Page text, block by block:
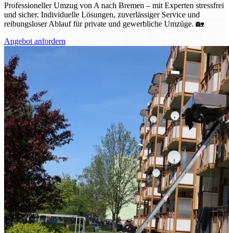
Professioneller Umzug von A nach Bremen – mit Experten stressfrei
und sicher. Individuelle Lösungen, zuverlässiger Service und
reibungsloser Ablauf für private und gewerbliche Umzüge. 🏡
Angebot anfordern